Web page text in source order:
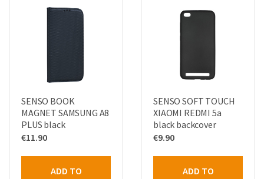
SENSO BOOK
MAGNET SAMSUNG A8
PLUS black
€11.90
ADD TO
SENSO SOFT TOUCH
XIAOMI REDMI 5a
black backcover
€9.90
ADD TO